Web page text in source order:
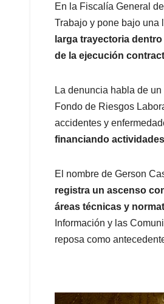
A
p
p
o
o
k
d
I
n
En la Fiscalía General
Trabajo y pone bajo una
larga trayectoria
de la ejecución
La denuncia habla de
Fondo de Riesgos
accidentes y
financiando
El nombre de Gerson
registra un ascenso
áreas técnicas y
Información y las
reposa como